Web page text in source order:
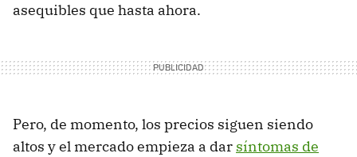
asequibles que hasta ahora.
Pero, de momento, los precios siguen siendo
altos y el mercado empieza a dar síntomas de